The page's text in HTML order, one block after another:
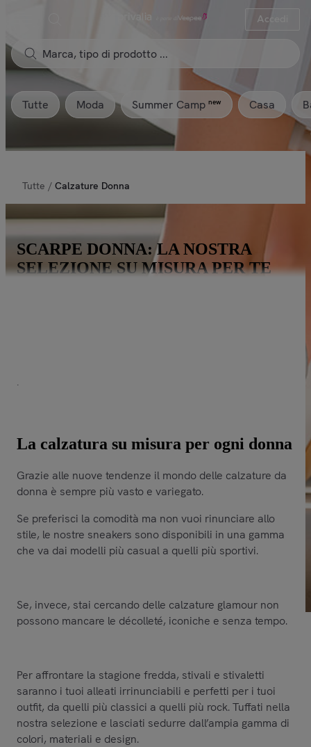
Accedi
Tutte Moda Summer Camp new Casa
Tutte / Calzature Donna
SCARPE DONNA: LA NOSTRA
SELEZIONE SU MISURA PER TE
La calzatura su misura per ogni donna
Grazie alle nuove tendenze il mondo delle calzature da
donna è sempre più vasto e variegato.
Se preferisci la comodità ma non vuoi rinunciare allo
stile, le nostre sneakers sono disponibili in una gamma
che va dai modelli più casual a quelli più sportivi.
Se, invece, stai cercando delle calzature glamour non
possono mancare le décolleté, iconiche e senza tempo.
Per affrontare la stagione fredda, stivali e stivaletti
saranno i tuoi alleati irrinunciabili e perfetti per i tuoi
outfit, da quelli più classici a quelli più rock. Tuffati nella
nostra selezione e lasciati sedurre dall’ampia gamma di
colori, materiali e design.